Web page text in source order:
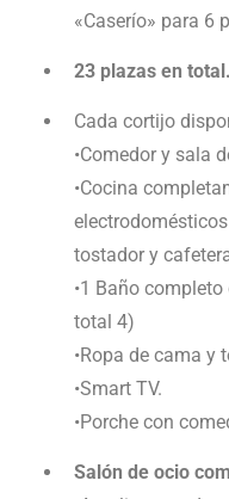
«Caserío» para 6
23 plazas en total.
Cada cortijo
•Comedor y sala
•Cocina
tostador y
•1 Baño
total 4)
•Ropa de cama y
•Smart TV.
•Porche con
Salón de ocio